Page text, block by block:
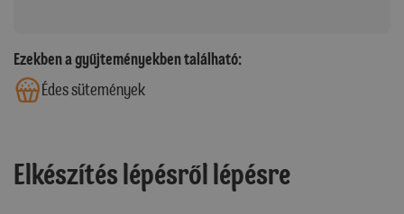
Ezekben a gyűjteményekben található:
Édes sütemények
Elkészítés lépésről lépésre